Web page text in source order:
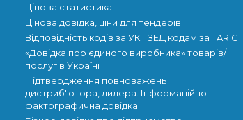
Цінова статистика
Цінова довідка, ціни для тендерів
Відповідність кодів за УКТ ЗЕД кодам за TARIC
«Довідка про єдиного виробника» товарів/
послуг в Україні
Підтвердження повноважень
дистриб'ютора, дилера. Інформаційно-
фактографична довідка